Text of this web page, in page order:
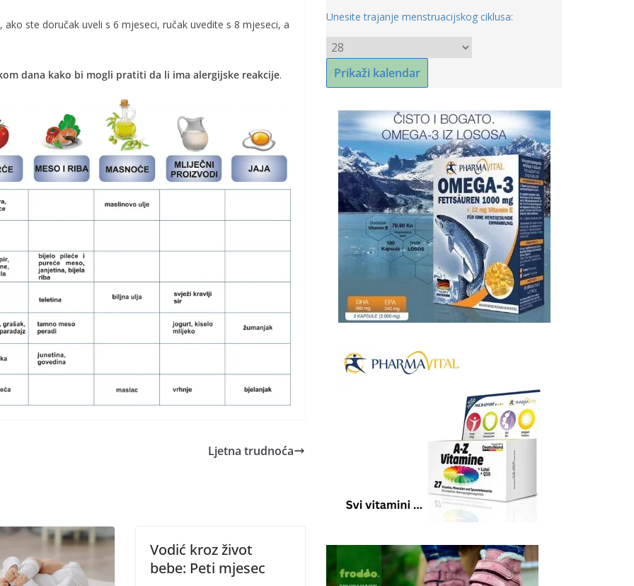
ako ste doručak uveli s 6 mjeseci, ručak uvedite s 8 mjeseci, a
dana kako bi mogli pratiti da li ima alergijske reakcije.
Ljetna trudnoća
Vodić kroz život
bebe: Peti mjesec
Unesite trajanje menstruacijskog ciklusa: